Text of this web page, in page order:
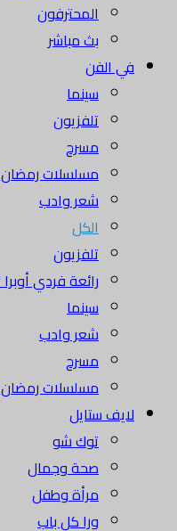
المحترفون
بث مباشر
في الفن
سينما
تلفزيون
مسرح
مسلسلات رمضان
شعر وادب
الكل
تلفزيون
رائعة فردي أوبرا
سينما
شعر وادب
مسرح
مسلسلات رمضان
لايف ستايل
توك شو
صحة وجمال
مرأة وطفل
ورا كل باب